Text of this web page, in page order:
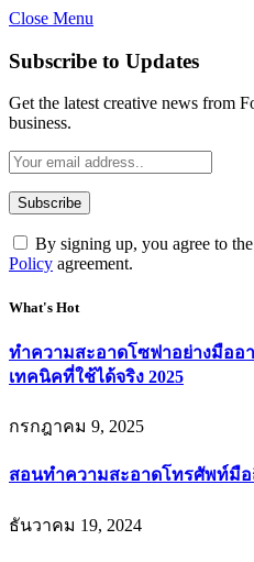
Close Menu
Subscribe to Updates
Get the latest creative news from
business.
By signing up, you agree to
Policy agreement.
What's Hot
ทำความสะอาดโซฟาอย่างมืออ
เทคนิคที่ใช้ได้จริง 2025
กรกฎาคม 9, 2025
สอนทำความสะอาดโทรศัพท์มื
ธันวาคม 19, 2024